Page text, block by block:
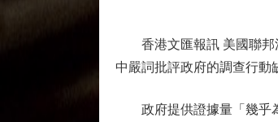
香港文匯報訊 美國聯邦法
中嚴詞批評政府的調查行動
政府提供證據量「幾乎